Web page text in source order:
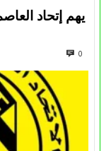
يهم إتحاد
0